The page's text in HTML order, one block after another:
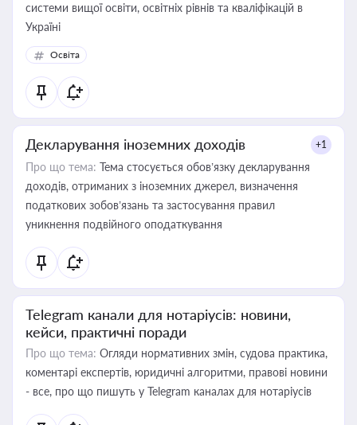
системи вищої освіти, освітніх рівнів та кваліфікацій в
Україні
Освіта
Декларування іноземних доходів +1
Про що тема: Тема стосується обов’язку декларування
доходів, отриманих з іноземних джерел, визначення
податкових зобов’язань та застосування правил
уникнення подвійного оподаткування
Telegram канали для нотаріусів: новини,
кейси, практичні поради
Про що тема: Огляди нормативних змін, судова практика,
коментарі експертів, юридичні алгоритми, правові новини
- все, про що пишуть у Telegram каналах для нотаріусів